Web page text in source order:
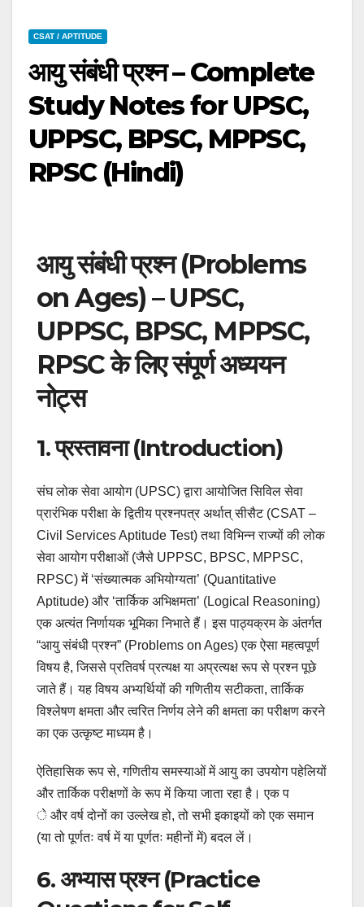
CSAT / APTITUDE
आयु संबंधी प्रश्न – Complete
Study Notes for UPSC,
UPPSC, BPSC, MPPSC,
RPSC (Hindi)
आयु संबंधी प्रश्न (Problems
on Ages) – UPSC,
UPPSC, BPSC, MPPSC,
RPSC के लिए संपूर्ण अध्ययन
नोट्स
1. प्रस्तावना (Introduction)
संघ लोक सेवा आयोग (UPSC) द्वारा आयोजित सिविल सेवा
प्रारंभिक परीक्षा के द्वितीय प्रश्नपत्र अर्थात् सीसैट (CSAT –
Civil Services Aptitude Test) तथा विभिन्न राज्यों की लोक
सेवा आयोग परीक्षाओं (जैसे UPPSC, BPSC, MPPSC,
RPSC) में ‘संख्यात्मक अभियोग्यता’ (Quantitative
Aptitude) और ‘तार्किक अभिक्षमता’ (Logical Reasoning)
एक अत्यंत निर्णायक भूमिका निभाते हैं। इस पाठ्यक्रम के अंतर्गत
“आयु संबंधी प्रश्न” (Problems on Ages) एक ऐसा महत्वपूर्ण
विषय है, जिससे प्रतिवर्ष प्रत्यक्ष या अप्रत्यक्ष रूप से प्रश्न पूछे
जाते हैं। यह विषय अभ्यर्थियों की गणितीय सटीकता, तार्किक
विश्लेषण क्षमता और त्वरित निर्णय लेने की क्षमता का परीक्षण करने
का एक उत्कृष्ट माध्यम है।
ऐतिहासिक रूप से, गणितीय समस्याओं में आयु का उपयोग पहेलियों
और तार्किक परीक्षणों के रूप में किया जाता रहा है। एक प
े और वर्ष दोनों का उल्लेख हो, तो सभी इकाइयों को एक समान
(या तो पूर्णतः वर्ष में या पूर्णतः महीनों में) बदल लें।
6. अभ्यास प्रश्न (Practice